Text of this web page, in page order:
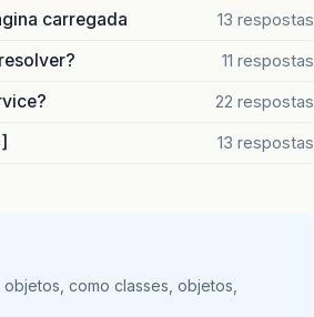
carregada 13 respostas
11 respostas
22 respostas
13 respostas
como classes, objetos,